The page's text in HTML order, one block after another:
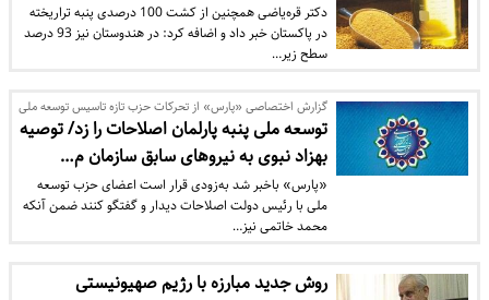
دکتر قره‌یاضی همچنین از کشت 100 درصدی پنبه تراریخته
در پاکستان خبر داد و اضافه کرد: در هندوستان نیز 93 درصد
سطح زیر…
گزارش اختصاصی «پارس» از تحرکات حزب تازه تاسیس توسعه ملی
توسعه ملی پنبه پارلمان اصلاحات را زد/ توصیه
بهزاد نبوی به نیروهای سابق سازمان م…
«پارس» باخبر شد به‌زودی قرار است اعضای حزب توسعه
ملی با رئیس دولت اصلاحات دیدار و گفتگو کنند ضمن آنکه
محمد خاتمی نیز…
روش جدید مبارزه با رژیم صهیونیستی